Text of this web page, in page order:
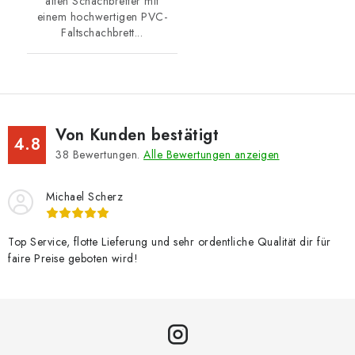
einem hochwertigen PVC-
Faltschachbrett...
4.8 Von Kunden bestätigt
38 Bewertungen. Alle Bewertungen anzeigen
Michael Scherz
Top Service, flotte Lieferung und sehr ordentliche Qualität dir für
faire Preise geboten wird!